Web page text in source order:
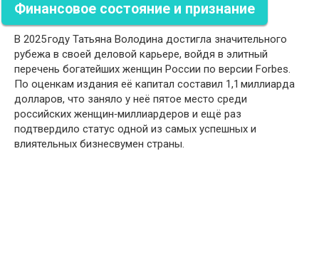
Финансовое состояние и признание
В 2025 году Татьяна Володина достигла значительного
рубежа в своей деловой карьере, войдя в элитный
перечень богатейших женщин России по версии Forbes.
По оценкам издания её капитал составил 1,1 миллиарда
долларов, что заняло у неё пятое место среди
российских женщин‑миллиардеров и ещё раз
подтвердило статус одной из самых успешных и
влиятельных бизнесвумен страны.